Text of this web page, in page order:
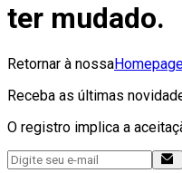
ter mudado.
Retornar à nossa
Receba as últimas
O registro implica a